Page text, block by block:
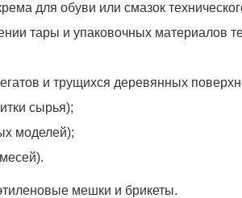
для обуви или смазок
тары и упаковочных материалов
и трущихся деревянных
сырья);
моделей);
мешки и брикеты.